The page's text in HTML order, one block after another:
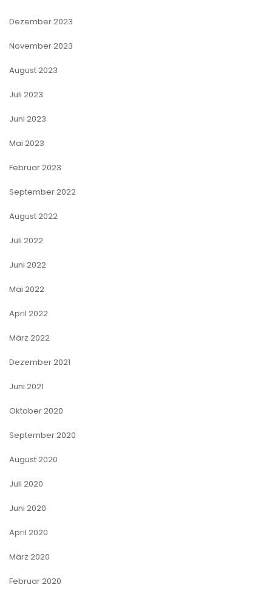
Dezember 2023
November 2023
August 2023
Juli 2023
Juni 2023
Mai 2023
Februar 2023
September 2022
August 2022
Juli 2022
Juni 2022
Mai 2022
April 2022
März 2022
Dezember 2021
Juni 2021
Oktober 2020
September 2020
August 2020
Juli 2020
Juni 2020
April 2020
März 2020
Februar 2020